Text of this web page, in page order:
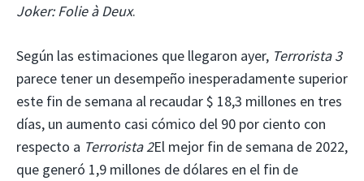
Joker: Folie à Deux.
Según las estimaciones que llegaron ayer, Terrorista 3
parece tener un desempeño inesperadamente superior
este fin de semana al recaudar $ 18,3 millones en tres
días, un aumento casi cómico del 90 por ciento con
respecto a Terrorista 2El mejor fin de semana de 2022,
que generó 1,9 millones de dólares en el fin de